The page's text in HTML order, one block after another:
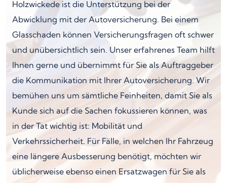
Holzwickede ist die Unterstützung bei der
Abwicklung mit der Autoversicherung. Bei einem
Glasschaden können Versicherungsfragen oft schwer
und unübersichtlich sein. Unser erfahrenes Team hilft
Ihnen gerne und übernimmt für Sie als Auftraggeber
die Kommunikation mit Ihrer Autoversicherung. Wir
bemühen uns um sämtliche Feinheiten, damit Sie als
Kunde sich auf die Sachen fokussieren können, was
in der Tat wichtig ist: Mobilität und
Verkehrssicherheit. Für Fälle, in welchen Ihr Fahrzeug
eine längere Ausbesserung benötigt, möchten wir
üblicherweise ebenso einen Ersatzwagen für Sie als